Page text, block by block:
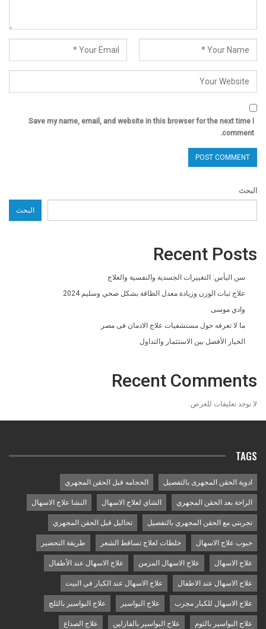
Save my name, email, and website in this browser for the next time I
comment.
البحث
البحث
Recent Posts
سن اليأس: التغييرات الجسدية والنفسية والعلاج
علاج ثبات الوزن وزيادة معدل الطاقة بشكل صحي وسليم 2024
وادي موسى
ما لا تعرفه حول مستشفيات علاج الادمان فى مصر
الخيار الأفضل بين الاستثمار والتداول
Recent Comments
لا توجد تعليقات للعرض.
TAGS
ادوية الحقن المجهرى بالتفصيل الحجامه قبل الحقن المجهري
الراحة بعد الحقن المجهري الشاي لعلاج الاسهال النشا علاج الاسهال
تجربتي مع الحقن المجهري بالتفصيل تحاليل قبل الحقن المجهري
حبوب علاج الاسهال خلطات لعلاج تساقط الشعر طريقة التحضير
علاج الاسهال علاج الاسهال المزمن علاج الاسهال عند الأطفال
علاج الاسهال عند الاطفال علاج الاسهال عند الكبار في البيت
علاج الاسهال للكبار مجرب علاج البواسير علاج البواسير بالثلج
علاج البواسير بالثوم علاج البواسير بالفازلين علاج الصداع